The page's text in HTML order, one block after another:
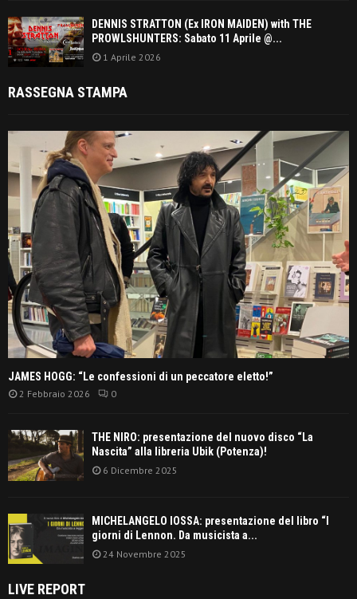
DENNIS STRATTON (Ex IRON MAIDEN) with THE
PROWLSHUNTERS: Sabato 11 Aprile @...
1 Aprile 2026
RASSEGNA STAMPA
JAMES HOGG: “Le confessioni di un peccatore eletto!”
2 Febbraio 2026 0
THE NIRO: presentazione del nuovo disco “La
Nascita” alla libreria Ubik (Potenza)!
6 Dicembre 2025
MICHELANGELO IOSSA: presentazione del libro “I
giorni di Lennon. Da musicista a...
24 Novembre 2025
LIVE REPORT